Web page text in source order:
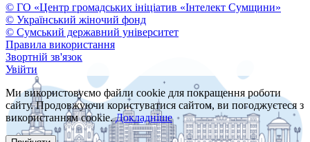
© ГО «Центр громадських ініціатив «Інтелект Сумщини»
© Український жіночий фонд
© Сумський державний університет
Правила використання
Звортній зв'язок
Увійти
Ми використовуємо файли cookie для покращення роботи
сайту. Продовжуючи користуватися сайтом, ви погоджуєтеся з
використанням cookie.Докладніше